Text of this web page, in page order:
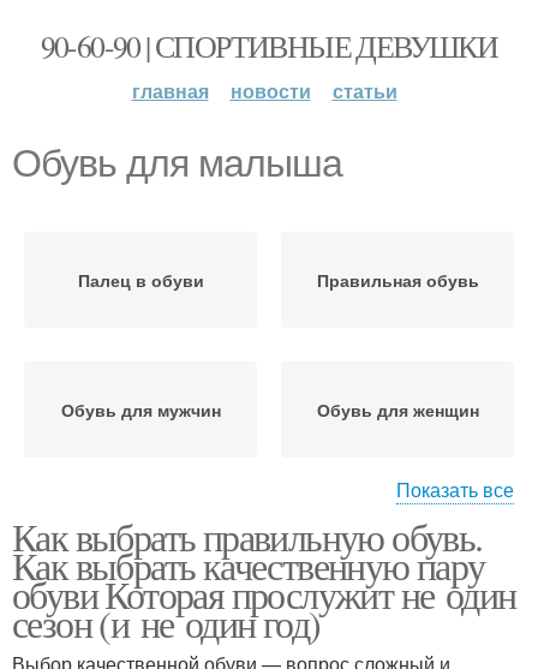
90-60-90 | СПОРТИВНЫЕ ДЕВУШКИ
главная новости статьи
Обувь для малыша
Палец в обуви Правильная обувь
Обувь для мужчин Обувь для женщин
Женская обувь Обувь для детей
Показать все
Как выбрать правильную обувь.
Как выбрать качественную пару
обуви Которая прослужит не один
сезон (и не один год)